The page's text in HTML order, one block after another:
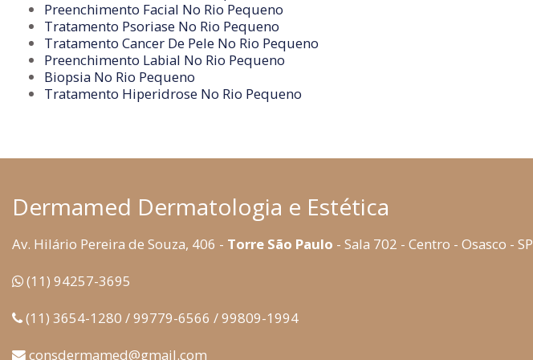
Preenchimento Facial No Rio Pequeno
Tratamento Psoriase No Rio Pequeno
Tratamento Cancer De Pele No Rio Pequeno
Preenchimento Labial No Rio Pequeno
Biopsia No Rio Pequeno
Tratamento Hiperidrose No Rio Pequeno
Dermamed Dermatologia e Estética
Av. Hilário Pereira de Souza, 406 - Torre São Paulo - Sala 702 - Centro - Osasco - SP
(11) 94257-3695
(11) 3654-1280 / 99779-6566 / 99809-1994
consdermamed@gmail.com